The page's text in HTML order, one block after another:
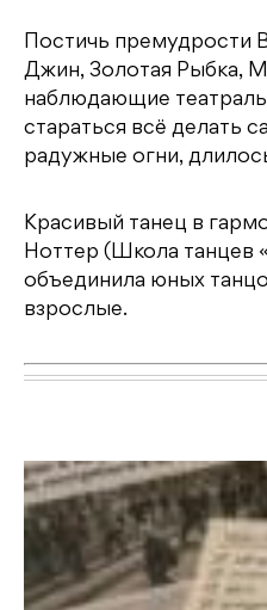
Постичь премудрости
Джин, Золотая Рыбка,
наблюдающие
стараться всё делать
радужные огни,
Красивый танец в
Ноттер (Школа танцев
объединила юных
взрослые.